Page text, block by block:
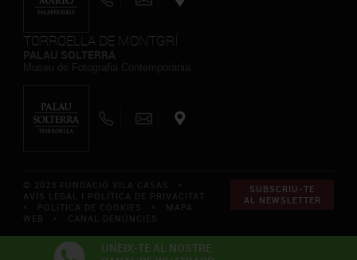
TORROELLA DE MONTGRÍ
SUBSCRIU-TE
AL NEWSLETTER
UNEIX-TE AL NOSTRE